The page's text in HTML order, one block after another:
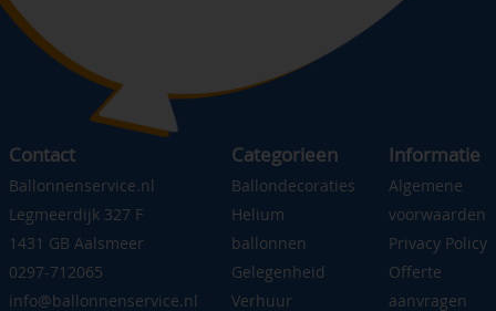
Contact
Ballonnenservice.nl
Legmeerdijk 327 F
1431 GB Aalsmeer
0297-712065
info@ballonnenservice.nl
Categorieen
Ballondecoraties
Helium
ballonnen
Gelegenheid
Verhuur
Informatie
Algemene
voorwaarden
Privacy Policy
Offerte
aanvragen